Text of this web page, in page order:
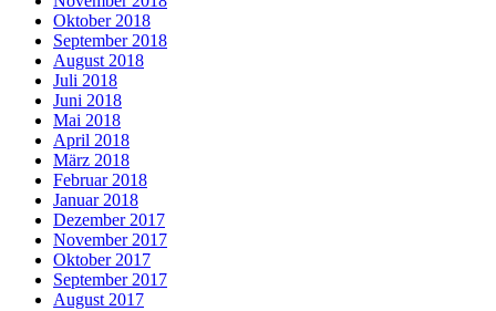
Oktober 2018
September 2018
August 2018
Juli 2018
Juni 2018
Mai 2018
April 2018
März 2018
Februar 2018
Januar 2018
Dezember 2017
November 2017
Oktober 2017
September 2017
August 2017